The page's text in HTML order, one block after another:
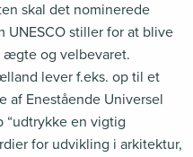
skal det nominerede
UNESCO stiller for at blive
og velbevaret.
lever f.eks. op til et
af Enestående Universel
“udtrykke en vigtig
for udvikling i arkitektur,